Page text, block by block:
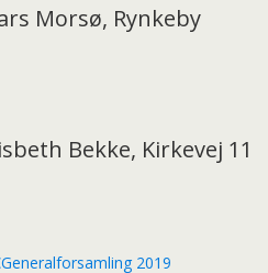
Morsø, Rynkeby
Bekke, Kirkevej 11
Generalforsamling 2019